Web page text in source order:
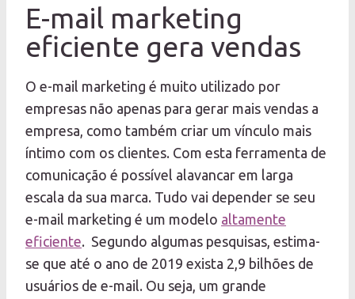
E-mail marketing
eficiente gera vendas
O e-mail marketing é muito utilizado por
empresas não apenas para gerar mais vendas a
empresa, como também criar um vínculo mais
íntimo com os clientes. Com esta ferramenta de
comunicação é possível alavancar em larga
escala da sua marca. Tudo vai depender se seu
e-mail marketing é um modelo altamente
eficiente. Segundo algumas pesquisas, estima-
se que até o ano de 2019 exista 2,9 bilhões de
usuários de e-mail. Ou seja, um grande